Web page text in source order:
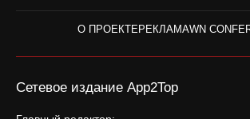
О ПРОЕКТЕРЕКЛАМАWN
Сетевое издание App2Top